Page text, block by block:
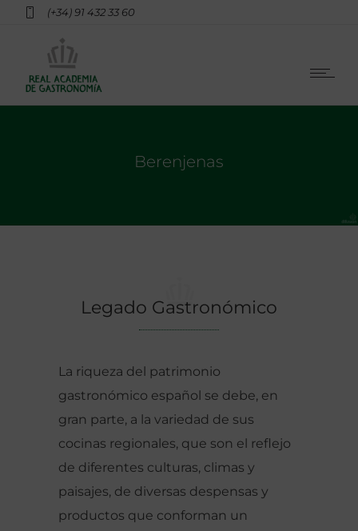
(+34) 91 432 33 60
Berenjenas
Legado Gastronómico
La riqueza del patrimonio
gastronómico español se debe, en
gran parte, a la variedad de sus
cocinas regionales, que son el reflejo
de diferentes culturas, climas y
paisajes, de diversas despensas y
productos que conforman un